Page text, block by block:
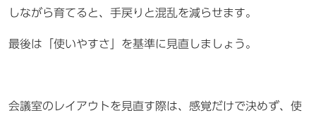
しながら育てると、手戻りと混乱を減らせます。
最後は「使いやすさ」を基準に見直しましょう。
会議室のレイアウトを見直す際は、感覚だけで決めず、使